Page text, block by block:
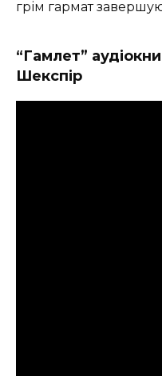
грім гармат
“Гамлет”
Шекспір